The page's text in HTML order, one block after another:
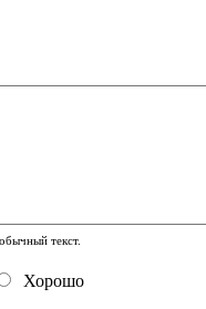
текст.
Хорошо